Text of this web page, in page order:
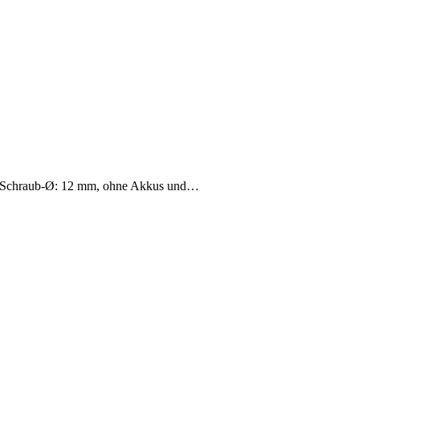
Ø: 12 mm, ohne Akkus und…